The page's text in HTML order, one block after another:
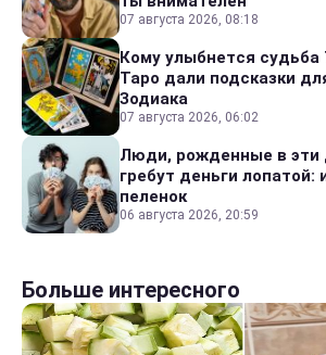
07 августа 2026, 08:18
Кому улыбнется судьба
Таро дали подсказки
Зодиака
07 августа 2026, 06:02
Люди, рожденные в эти
гребут деньги лопатой:
пеленок
06 августа 2026, 20:59
Больше интересного